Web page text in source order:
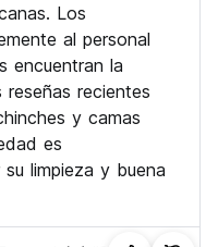
Los
al personal
encuentran la
reseñas recientes
y camas
es
limpieza y buena